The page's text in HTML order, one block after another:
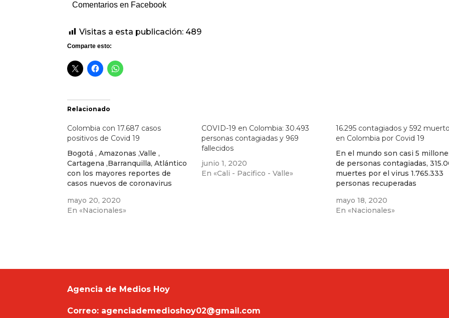
Comentarios en Facebook
Visitas a esta publicación: 489
Comparte esto:
Relacionado
Colombia con 17.687 casos
positivos de Covid 19
Bogotá , Amazonas ,Valle ,
Cartagena ,Barranquilla, Atlántico
con los mayores reportes de
casos nuevos de coronavirus
mayo 20, 2020
En «Nacionales»
COVID-19 en Colombia: 30.493
personas contagiadas y 969
fallecidos
junio 1, 2020
En «Cali - Pacifico - Valle»
16.295 contagiados y 592
en Colombia por Covid 19
En el mundo son casi 5
de personas contagiadas,
muertes por el virus 1.765.333
personas recuperadas
mayo 18, 2020
En «Nacionales»
Agencia de Medios Hoy
Correo: agenciademedioshoy02@gmail.com